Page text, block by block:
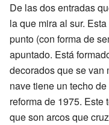
De las dos entradas
la que mira al sur.
punto (con forma de
apuntado. Está
decorados que se van
nave tiene un techo
reforma de 1975. Este
que son arcos que